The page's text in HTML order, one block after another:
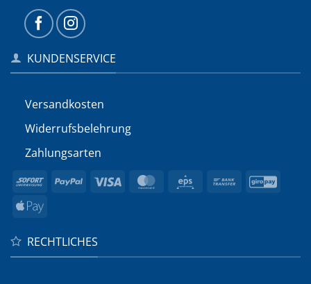
KUNDENSERVICE
Versandkosten
Widerrufs­belehrung
Zahlungsarten
Sofort PayPal Visa MasterCard
Eps
Bank
Apple
RECHTLICHES